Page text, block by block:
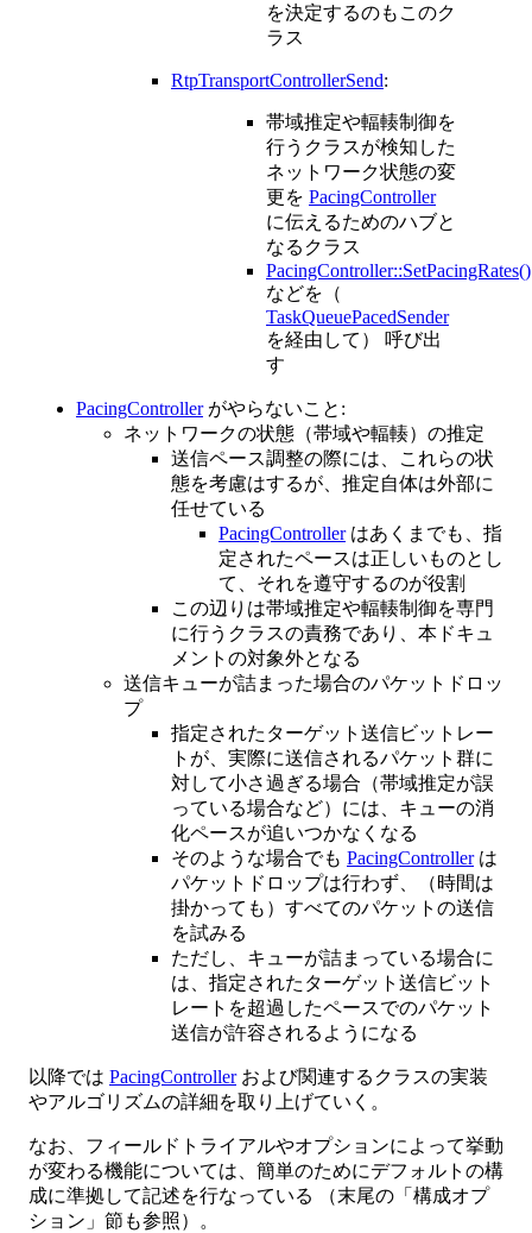
を決定するのもこのク
ラス
RtpTransportControllerSend:
帯域推定や輻輳制御を
行うクラスが検知した
ネットワーク状態の変
更を PacingController
に伝えるためのハブと
なるクラス
PacingController::SetPacingRates()
などを（
TaskQueuePacedSender
を経由して） 呼び出
す
PacingControllerがやらないこと:
ネットワークの状態（帯域や輻輳）の推定
送信ペース調整の際には、これらの状
態を考慮はするが、推定自体は外部に
任せている
PacingControllerはあくまでも、指
定されたペースは正しいものとし
て、それを遵守するのが役割
この辺りは帯域推定や輻輳制御を専門
に行うクラスの責務であり、本ドキュ
メントの対象外となる
送信キューが詰まった場合のパケットドロッ
プ
指定されたターゲット送信ビットレー
トが、実際に送信されるパケット群に
対して小さ過ぎる場合（帯域推定が誤
っている場合など）には、キューの消
化ペースが追いつかなくなる
そのような場合でも PacingControllerは
パケットドロップは行わず、（時間は
掛かっても）すべてのパケットの送信
を試みる
ただし、キューが詰まっている場合に
は、指定されたターゲット送信ビット
レートを超過したペースでのパケット
送信が許容されるようになる
以降では PacingControllerおよび関連するクラスの実装
やアルゴリズムの詳細を取り上げていく。
なお、フィールドトライアルやオプションによって挙動
が変わる機能については、簡単のためにデフォルトの構
成に準拠して記述を行なっている （末尾の「構成オプ
ション」節も参照）。